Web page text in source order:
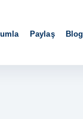
Paylaş Blog